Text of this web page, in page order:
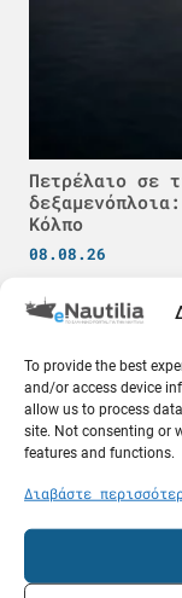
To provide the best
and/or access device
allow us to process
site. Not consenting or
features and functions.
Διαβάστε
Πετρέλαιο σε
Κόλπο
08.08.26
Ελλάδα